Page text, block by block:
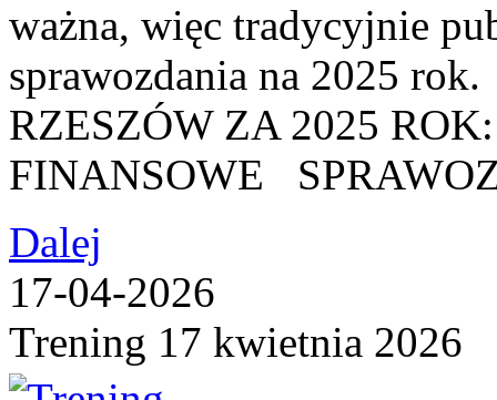
ważna, więc tradycyjnie
sprawozdania na 2025
RZESZÓW ZA 2025
FINANSOWE
Dalej
17-04-2026
Trening 17 kwietnia 2026